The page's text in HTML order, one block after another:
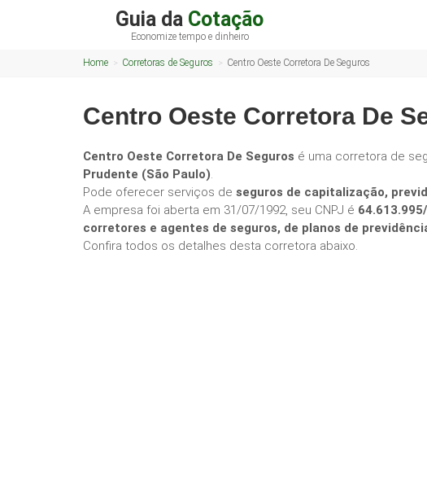
Guia da Cotação
Economize tempo e dinheiro
Home Corretoras de Seguros Centro Oeste Corretora De Seguros
Centro Oeste Corretora De
Centro Oeste Corretora De Seguros é uma corretora de
Prudente (São Paulo).
Pode oferecer serviços de seguros de capitalização,
A empresa foi aberta em 31/07/1992, seu CNPJ é
corretores e agentes de seguros, de planos de
Confira todos os detalhes desta corretora abaixo.